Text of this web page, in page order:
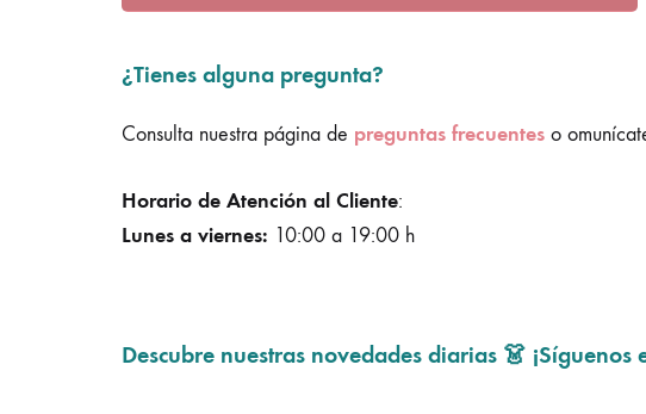
¿Tienes alguna pregunta?
Consulta nuestra página de preguntas frecuentes o
Horario de Atención al Cliente:
Lunes a viernes: 10:00 a 19:00 h
Descubre nuestras novedades diarias 👗 ¡Síguenos